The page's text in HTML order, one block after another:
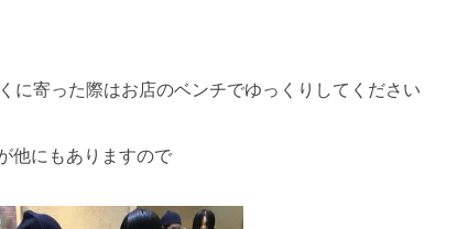
に寄った際はお店のベンチでゆっくりしてください
他にもありますので